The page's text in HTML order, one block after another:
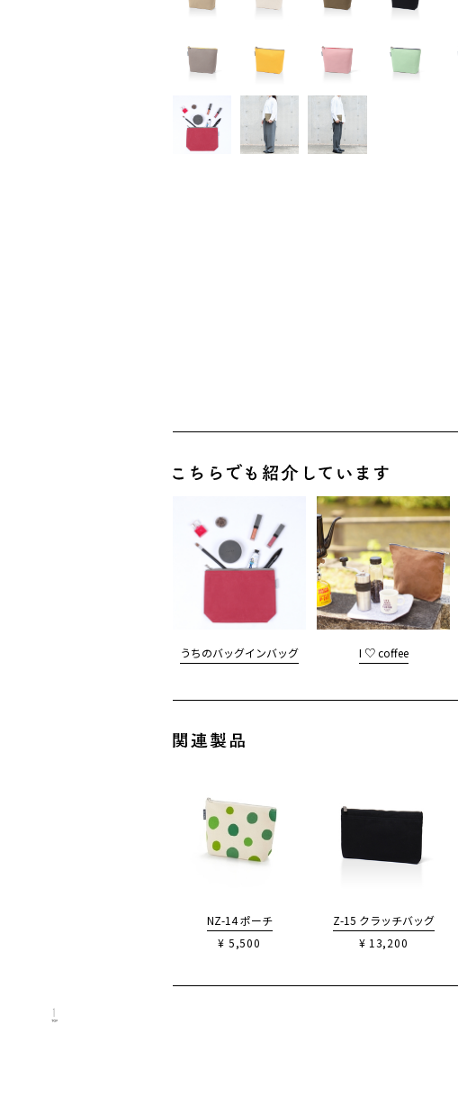
うちのバッグインバッグ I ♡ coffee
NZ-14 ポーチ
¥ 5,500
Z-15 クラッチバッグ
¥ 13,200
大量購入をご